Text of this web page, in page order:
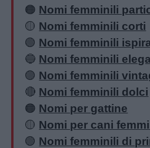
🟠 Nomi femminili
🟡 Nomi femminili corti
🟢 Nomi femminili
🔵 Nomi femminili
🟣 Nomi femminili
🔴 Nomi femminili dolci
🟠 Nomi per gattine
🟡 Nomi per cani
🟢 Nomi femminili di